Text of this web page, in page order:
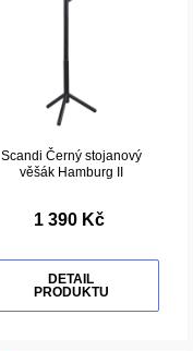
Scandi Černý stojanový
věšák Hamburg II
1 390 Kč
DETAIL
PRODUKTU